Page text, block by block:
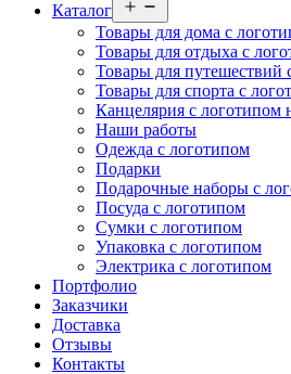
Каталог
меню
Товары для дома с
Товары для отдыха с
Товары для путешествий
Товары для спорта с
Канцелярия с логотипом
Наши работы
Одежда с логотипом
Подарки
Подарочные наборы с
Посуда с логотипом
Сумки с логотипом
Упаковка с логотипом
Электрика с логотипом
Портфолио
Заказчики
Доставка
Отзывы
Контакты